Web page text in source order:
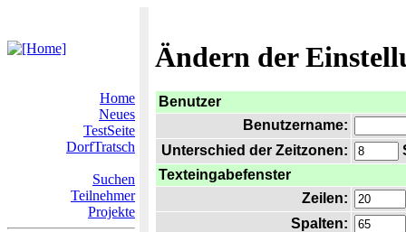
Ändern der
Home
Neues
TestSeite
DorfTratsch
Suchen
Teilnehmer
Projekte
Benutzer
Benutzername:
Unterschied der Zeitzonen:
Texteingabefenster
Zeilen:
Spalten: